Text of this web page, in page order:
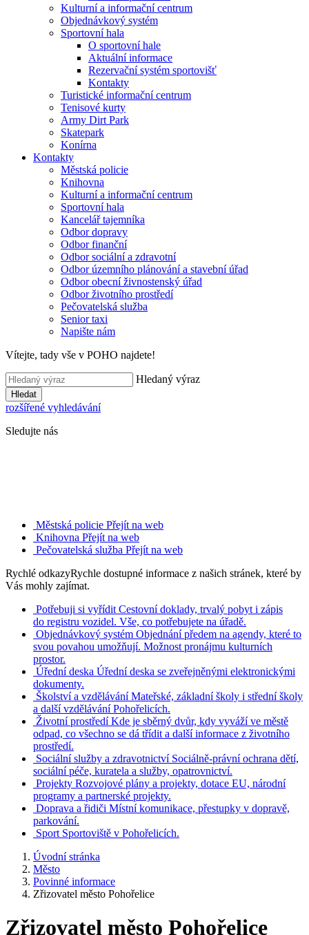
Kulturní a informační centrum
Objednávkový systém
Sportovní hala
O sportovní hale
Aktuální informace
Rezervační systém sportovišť
Kontakty
Turistické informační centrum
Tenisové kurty
Army Dirt Park
Skatepark
Konírna
Kontakty
Městská policie
Knihovna
Kulturní a informační centrum
Sportovní hala
Kancelář tajemníka
Odbor dopravy
Odbor finanční
Odbor sociální a zdravotní
Odbor územního plánování a stavební úřad
Odbor obecní živnostenský úřad
Odbor životního prostředí
Pečovatelská služba
Senior taxi
Napište nám
Vítejte, tady vše v POHO najdete!
Hledaný výraz
Hledat
rozšířené vyhledávání
Sledujte nás
Městská policie Přejít na web
Knihovna Přejít na web
Pečovatelská služba Přejít na web
Rychlé odkazyRychle dostupné informace z našich stránek, které by
Vás mohly zajímat.
Potřebuji si vyřídit Cestovní doklady, trvalý pobyt i zápis
do registru vozidel. Vše, co potřebujete na úřadě.
Objednávkový systém Objednání předem na agendy, které to
svou povahou umožňují. Možnost pronájmu kulturních
prostor.
Úřední deska Úřední deska se zveřejněnými elektronickými
dokumenty.
Školství a vzdělávání Mateřské, základní školy i střední školy
a další vzdělávání Pohořelicích.
Životní prostředí Kde je sběrný dvůr, kdy vyváží ve městě
odpad, co všechno se dá třídit a další informace z životního
prostředí.
Sociální služby a zdravotnictví Sociálně-právní ochrana dětí,
sociální péče, kuratela a služby, opatrovnictví.
Projekty Rozvojové plány a projekty, dotace EU, národní
programy a partnerské projekty.
Doprava a řidiči Místní komunikace, přestupky v dopravě,
parkování.
Sport Sportoviště v Pohořelicích.
Úvodní stránka
Město
Povinné informace
Zřizovatel město Pohořelice
Zřizovatel město Pohořelice